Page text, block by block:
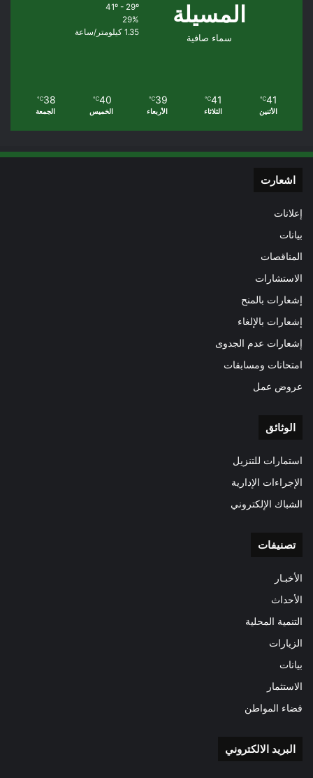
المسيلة
سماء صافية
41º - 29º
29%
1.35 كيلومتر/ساعة
41
℃
الأثنين
41
℃
الثلاثاء
39
℃
الأربعاء
40
℃
الخميس
38
℃
الجمعة
اشعارت
إعلانات
بيانات
المناقصات
الاستشارات
إشعارات بالمنح
إشعارات بالإلغاء
إشعارات عدم الجدوى
امتحانات ومسابقات
عروض عمل
الوثائق
استمارات للتنزيل
الإجراءات الإدارية
الشباك الإلكتروني
تصنيفات
الأخبـار
الأحداث
التنمية المحلية
الزيارات
بيانات
الاستثمار
فضاء المواطن
البريد الالكتروني